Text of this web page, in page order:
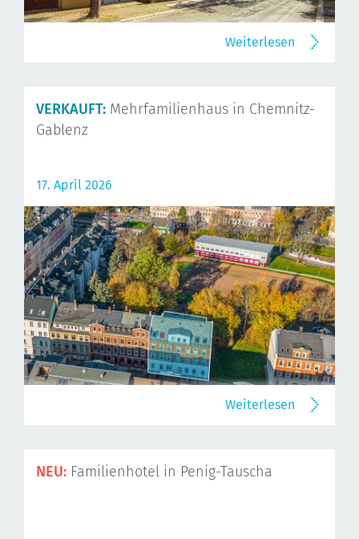
Weiterlesen
VERKAUFT: Mehrfamilienhaus in Chemnitz-
Gablenz
17. April 2026
Weiterlesen
NEU: Familienhotel in Penig-Tauscha